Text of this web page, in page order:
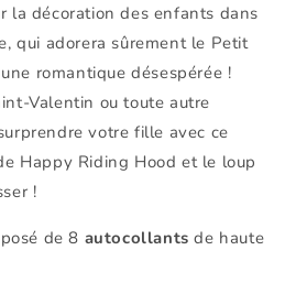
la décoration des enfants dans
qui adorera sûrement le Petit
romantique désespérée !
Valentin ou toute autre
votre fille avec ce
Happy Riding Hood et le loup
!
de 8 autocollants de haute